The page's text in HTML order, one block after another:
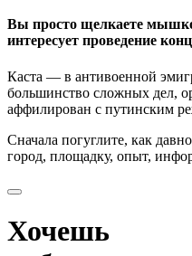
Вы просто щелкаете
интересует проведение
Каста — в антивоенной
большинство сложных дел,
аффилирован с путинским
Сначала погуглите, как
город, площадку, опыт,
Хочешь